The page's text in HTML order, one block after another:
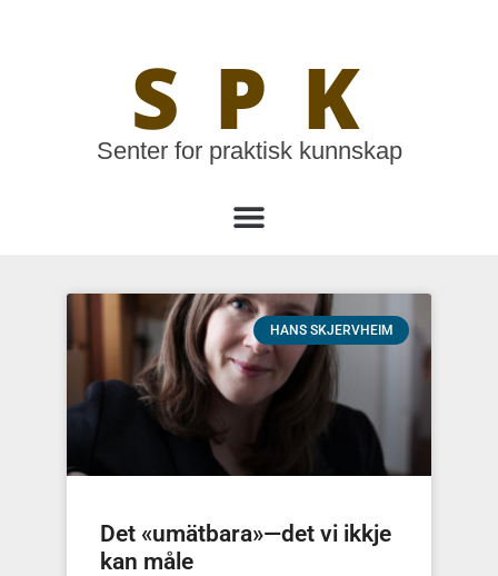
SPK
Senter for praktisk kunnskap
HANS SKJERVHEIM
Det «umätbara»—det vi ikkje
kan måle